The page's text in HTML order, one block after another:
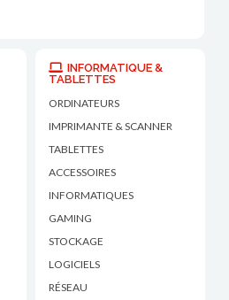
INFORMATIQUE &
TABLETTES
ORDINATEURS
IMPRIMANTE & SCANNER
TABLETTES
ACCESSOIRES
INFORMATIQUES
GAMING
STOCKAGE
LOGICIELS
RÉSEAU